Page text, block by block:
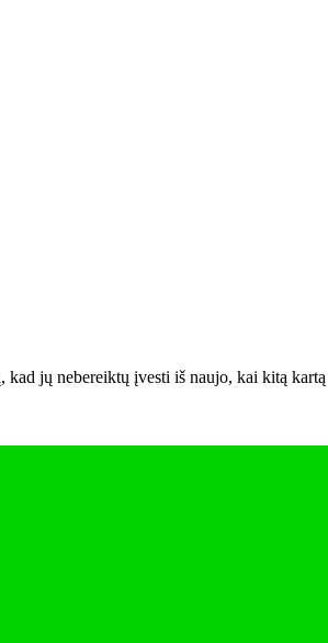
jų nebereiktų įvesti iš naujo, kai kitą